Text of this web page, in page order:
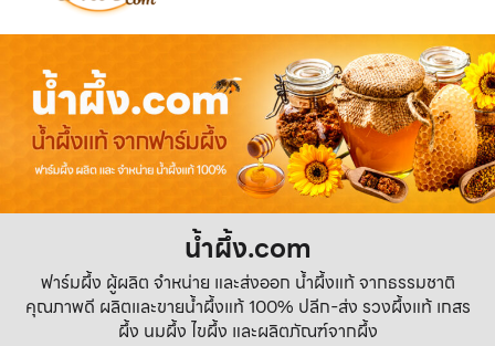
น้ำผึ้ง.com
ฟาร์มผึ้ง ผู้ผลิต จำหน่าย และส่งออก น้ำผึ้งแท้ จากธรรมชาติ
คุณภาพดี ผลิตและขายน้ำผึ้งแท้ 100% ปลีก-ส่ง รวงผึ้งแท้ เกสร
ผึ้ง นมผึ้ง ไขผึ้ง และผลิตภัณฑ์จากผึ้ง